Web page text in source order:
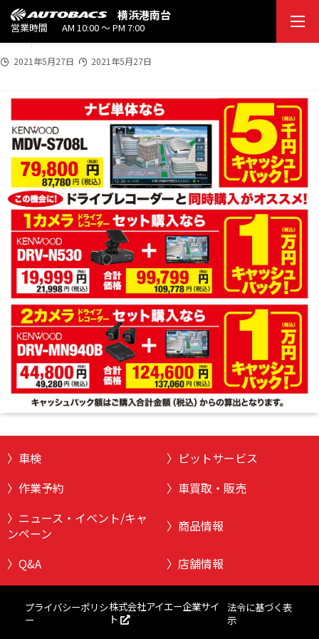
横浜港南台
営業時間 AM 10:00 ～ PM 7:00
2f83ac84ea7a773f0863f3b8bb5fe38
3
2021
5/2
7
2021年5月27日 2021年5月27日
車検
ピットサービス
作業予約
車買取・販売
ニュース・イベント/キャ
ンペーン
商品情報
Q&A 店舗情報
プライバシーポリシ
ー
株式会社アイエー企業サイ
ト
法令に基づく表
示